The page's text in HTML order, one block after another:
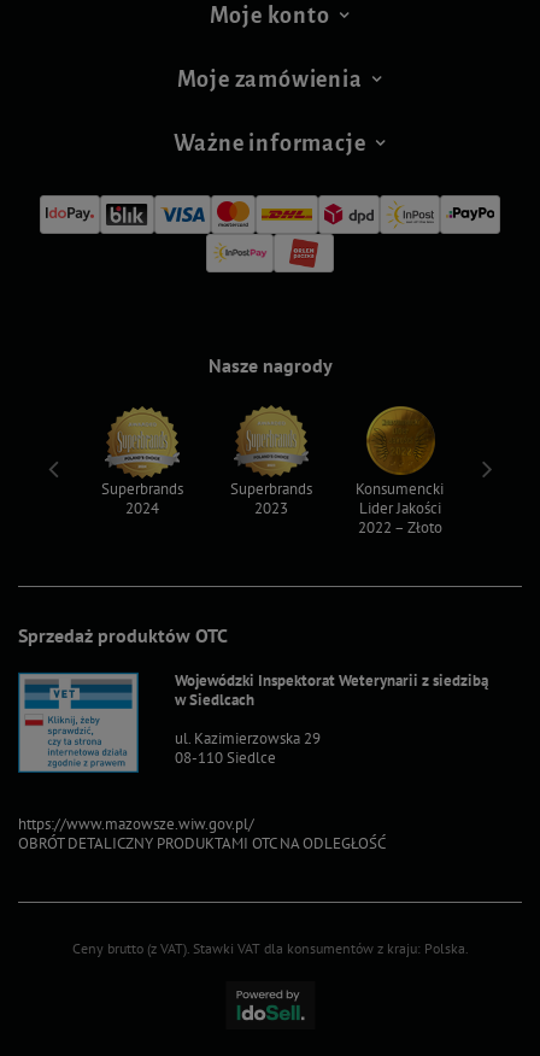
Moje konto
Moje zamówienia
Ważne informacje
Sprzedaż produktów OTC
Wojewódzki Inspektorat Weterynarii z siedzibą
w Siedlcach
ul. Kazimierzowska 29
08-110 Siedlce
https://www.mazowsze.wiw.gov.pl/
OBRÓT DETALICZNY PRODUKTAMI OTC NA ODLEGŁOŚĆ
Nasze nagrody
Superbrands
2024
Superbrands
2023
Konsumencki
Lider Jakości
2022 – Złoto
Ceny brutto (z VAT). Stawki VAT dla konsumentów z kraju: Polska